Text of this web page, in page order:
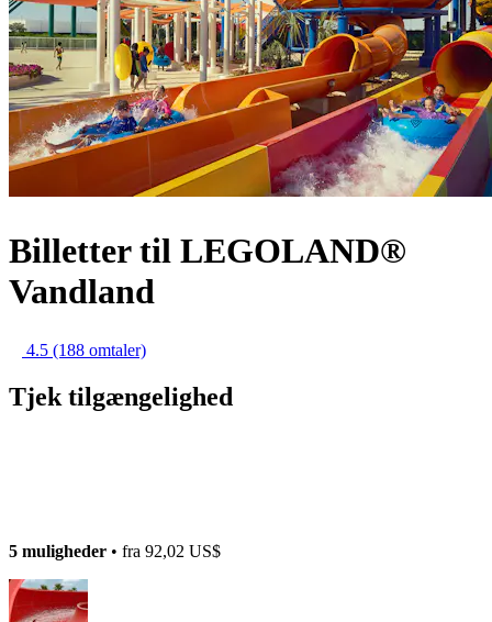
Billetter til LEGOLAND®
Vandland
4.5 (188 omtaler)
Tjek tilgængelighed
5 muligheder • fra 92,02 US$